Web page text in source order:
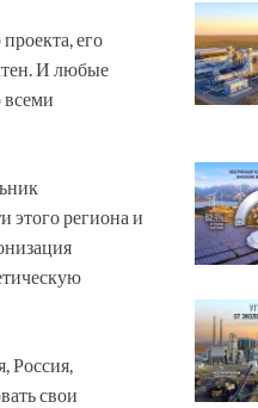
его
И любые
этого региона и
Россия,
свои